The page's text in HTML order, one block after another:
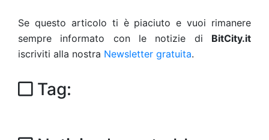
Se questo articolo ti è piaciuto e vuoi rimanere
sempre informato con le notizie di BitCity.it
iscriviti alla nostra Newsletter gratuita.
Tag: